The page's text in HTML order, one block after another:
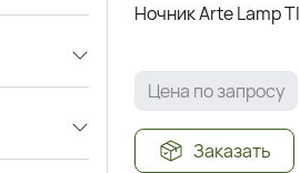
Ночник Arte Lamp
Цена по запросу
Заказать